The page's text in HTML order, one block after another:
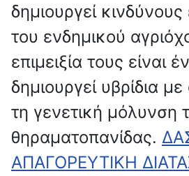
δημιουργεί
του ενδημικού
επιμειξία τους είναι
δημιουργεί υβρίδια
τη γενετική μόλυνση
θηραματοπανίδας.
ΑΠΑΓΟΡΕΥΤΙΚΗ